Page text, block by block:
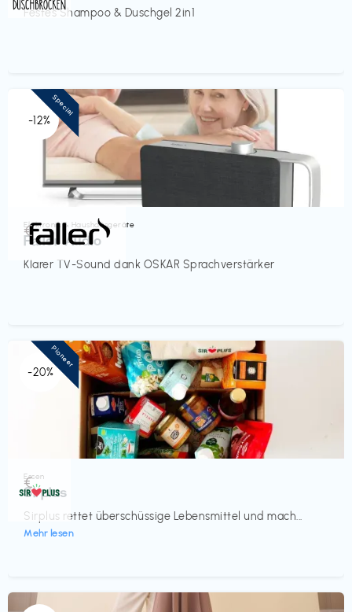
Festes Shampoo & Duschgel 2in1
-12%
Elektronik & Haushaltsgeräte
Faller Audio
Klarer TV-Sound dank OSKAR Sprachverstärker
€‎
Special
-20%
Essen
Sirplus
Sirplus rettet überschüssige Lebensmittel und mach...
Mehr lesen
€‎
Pioneer